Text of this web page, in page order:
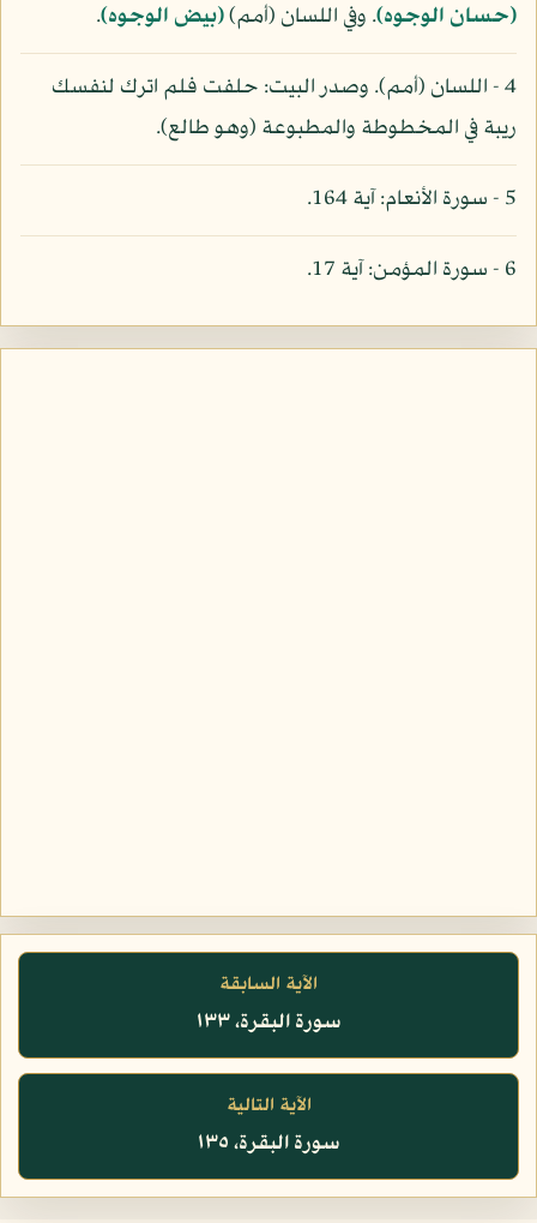
(حسان الوجوه). وفي اللسان (أمم)(بيض الوجوه).
4 - اللسان (أمم). وصدر البيت: حلفت فلم اترك لنفسك
ريبة في المخطوطة والمطبوعة (وهو طالع).
5 - سورة الأنعام: آية 164.
6 - سورة المؤمن: آية 17.
الآية السابقة
سورة البقرة، ١٣٣
الآية التالية
سورة البقرة، ١٣٥